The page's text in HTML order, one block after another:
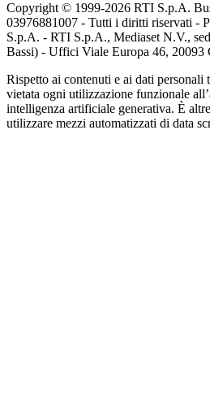
Copyright © 1999-2026 RTI S.p.A.
03976881007 - Tutti i diritti riservati -
S.p.A. - RTI S.p.A., Mediaset N.V.,
Bassi) - Uffici Viale Europa 46, 20093
Rispetto ai contenuti e ai dati personali
vietata ogni utilizzazione funzionale
intelligenza artificiale generativa. È
utilizzare mezzi automatizzati di data